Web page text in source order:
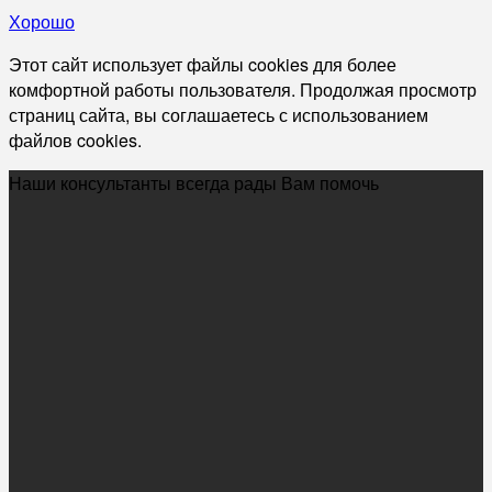
Хорошо
Этот сайт использует файлы cookies для более
комфортной работы пользователя. Продолжая просмотр
страниц сайта, вы соглашаетесь с использованием
файлов cookies.
Наши консультанты всегда рады Вам помочь